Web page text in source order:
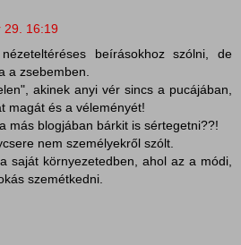
29. 16:19
beírásokhoz szólni, de
a zsebemben.
akinek anyi vér sincs a pucájában,
magát és a véleményét!
más blogjában bárkit is sértegetni??!
nem személyekről szólt.
saját környezetedben, ahol az a módi,
szemétkedni.